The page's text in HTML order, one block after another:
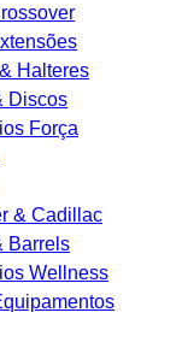
Halteres
Discos
Força
& Cadillac
Barrels
Wellness